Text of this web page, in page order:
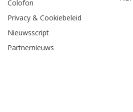
Colofon
Privacy & Cookiebeleid
Nieuwsscript
Partnernieuws